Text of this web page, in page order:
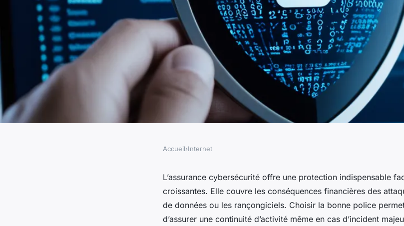
L'assurance cybersécurité : un
bouclier contre les cyberrisques
Accueil›Internet
L’assurance cybersécurité offre une protection indispensable
croissantes. Elle couvre les conséquences financières des
de données ou les rançongiciels. Choisir la bonne police
d’assurer une continuité d’activité même en cas d’incident